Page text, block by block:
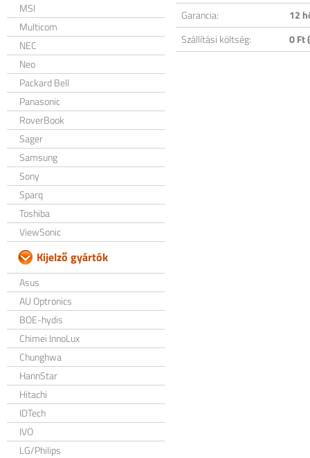
MSI
Multicom
NEC
Neo
Packard Bell
Panasonic
RoverBook
Sager
Samsung
Sony
Sparq
Toshiba
ViewSonic
Kijelző gyártók
Asus
AU Optronics
BOE-hydis
Chimei InnoLux
Chunghwa
HannStar
Hitachi
IDTech
IVO
LG/Philips
Garancia:
12
Szállítási költség:
0 Ft